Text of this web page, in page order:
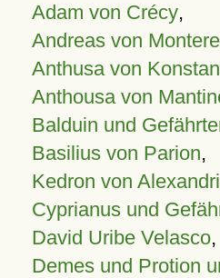
Adam von Crécy,
Andreas von
Anthusa von
Anthousa von
Balduin und
Basilius von Parion,
Kedron von
Cyprianus und
David Uribe Velasco,
Demes und Protion